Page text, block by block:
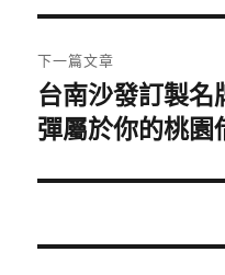
覽
文
章:
下一篇文章
下
一
文
台南沙發訂製
彈屬於你的桃園